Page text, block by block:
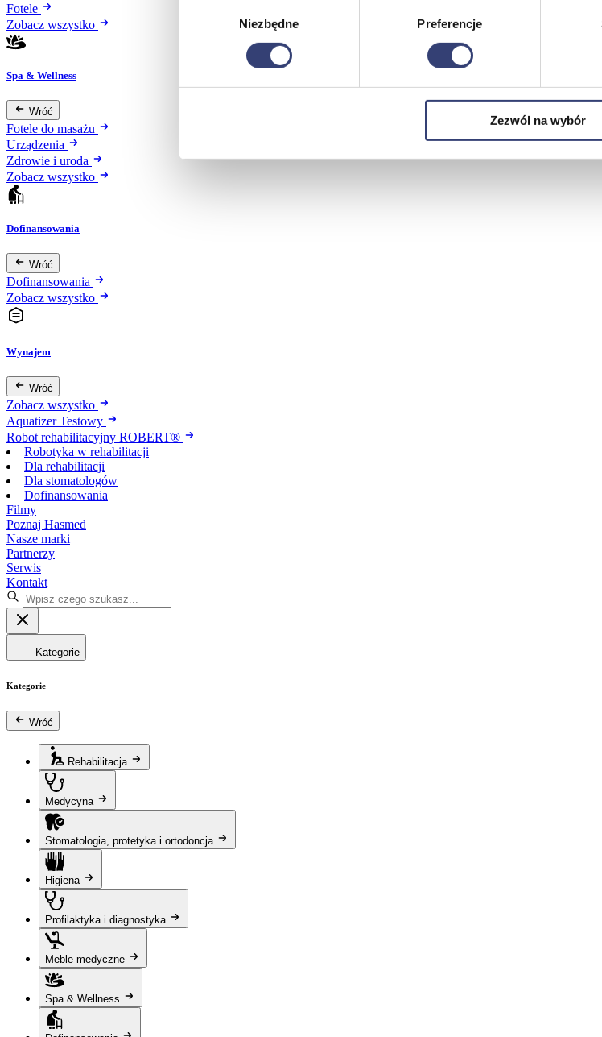
Niezbędne Preferencje
Zezwól na wybór
Fotele
Zobacz wszystko
Spa & Wellness
Wróć
Fotele do masażu
Urządzenia
Zdrowie i uroda
Zobacz wszystko
Dofinansowania
Wróć
Dofinansowania
Zobacz wszystko
Wynajem
Wróć
Zobacz wszystko
Aquatizer Testowy
Robot rehabilitacyjny ROBERT®
Robotyka w rehabilitacji
Dla rehabilitacji
Dla stomatologów
Dofinansowania
Filmy
Poznaj Hasmed
Nasze marki
Partnerzy
Serwis
Kontakt
Kategorie
Kategorie
Wróć
Rehabilitacja
Medycyna
Stomatologia, protetyka i ortodoncja
Higiena
Profilaktyka i diagnostyka
Meble medyczne
Spa & Wellness